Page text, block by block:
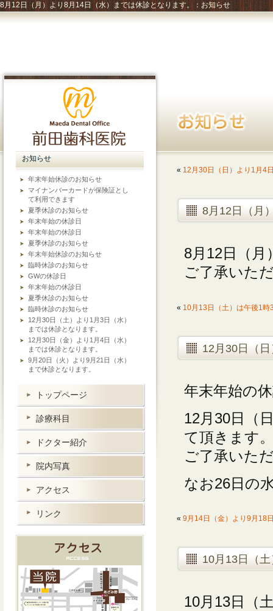
8月12日（月）より8月14日（水）までは休診となります。：お知らせ
« 12月30日（日）より1月4
8月12日（月
8月12日（
ご了承いた
« 10月13日（土）は午後1
12月30日（
年末年始の
12月30日（
て頂きます
ご了承いた
なお26日の
« 9月14日（金）より9月18
10月13日（
10月13日（
お知らせ
年末年始休診のお知らせ
マイナンバーカードが保険証とし
て利用できます
夏季休診のお知らせ
年末年始の休診日
年末年始の休診日
夏季休診のお知らせ
年末年始休診のお知らせ
臨時休診のお知らせ
GWの休診日
年末年始の休診日
夏季休診のお知らせ
臨時休診のお知らせ
12月30日（土）より1月3日（水）
までは休診となります。
12月30日（金）より1月4日（水）
までは休診となります。
9月20日（火）より9月21日（水）
まで休診となります。
トップページ
診療科目
ドクター紹介
院内写真
アクセス
リンク